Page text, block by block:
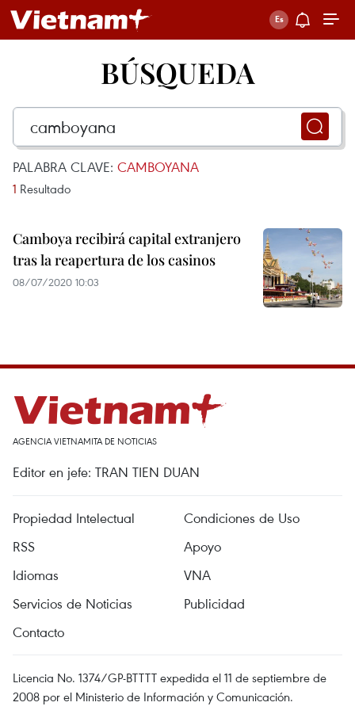
BÚSQUEDA
PALABRA CLAVE: CAMBOYANA
1 Resultado
Camboya recibirá capital extranjero
tras la reapertura de los casinos
08/07/2020 10:03
AGENCIA VIETNAMITA DE NOTICIAS
Editor en jefe: TRAN TIEN DUAN
Propiedad Intelectual
Condiciones de Uso
RSS
Apoyo
Idiomas
VNA
Servicios de Noticias
Publicidad
Contacto
Licencia No. 1374/GP-BTTTT expedida el 11 de septiembre de
2008 por el Ministerio de Información y Comunicación.